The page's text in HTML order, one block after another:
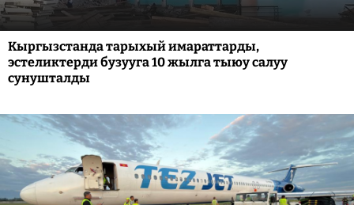
Кыргызстанда тарыхый имараттарды,
эстеликтерди бузууга 10 жылга тыюу салуу
сунушталды